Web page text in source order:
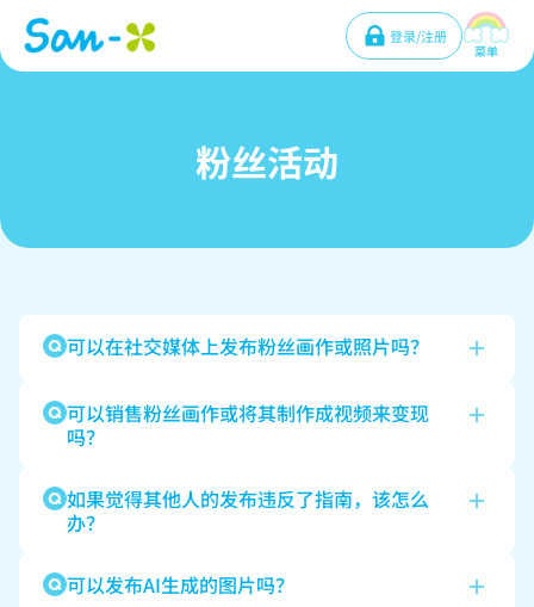
登录/注册
菜单
粉丝活动
可以在社交媒体上发布粉丝画作或照片吗？
可以销售粉丝画作或将其制作成视频来变现
吗？
如果觉得其他人的发布违反了指南，该怎么
办？
可以发布AI生成的图片吗？